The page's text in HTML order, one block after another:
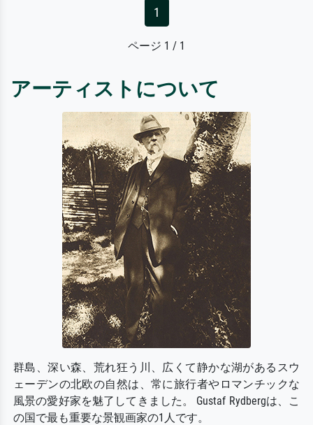
1
ページ 1 / 1
アーティストについて
群島、深い森、荒れ狂う川、広くて静かな湖があるスウ
ェーデンの北欧の自然は、常に旅行者やロマンチックな
風景の愛好家を魅了してきました。 Gustaf Rydbergは、こ
の国で最も重要な景観画家の1人です。